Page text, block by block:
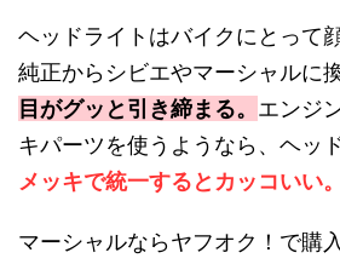
ヘッドライトはバイクにとって
純正からシビエやマーシャルに
目がグッと引き締まる。 エンジ
キパーツを使うようなら、ヘッ
メッキで統一するとカッコいい。
マーシャルならヤフオク！で購